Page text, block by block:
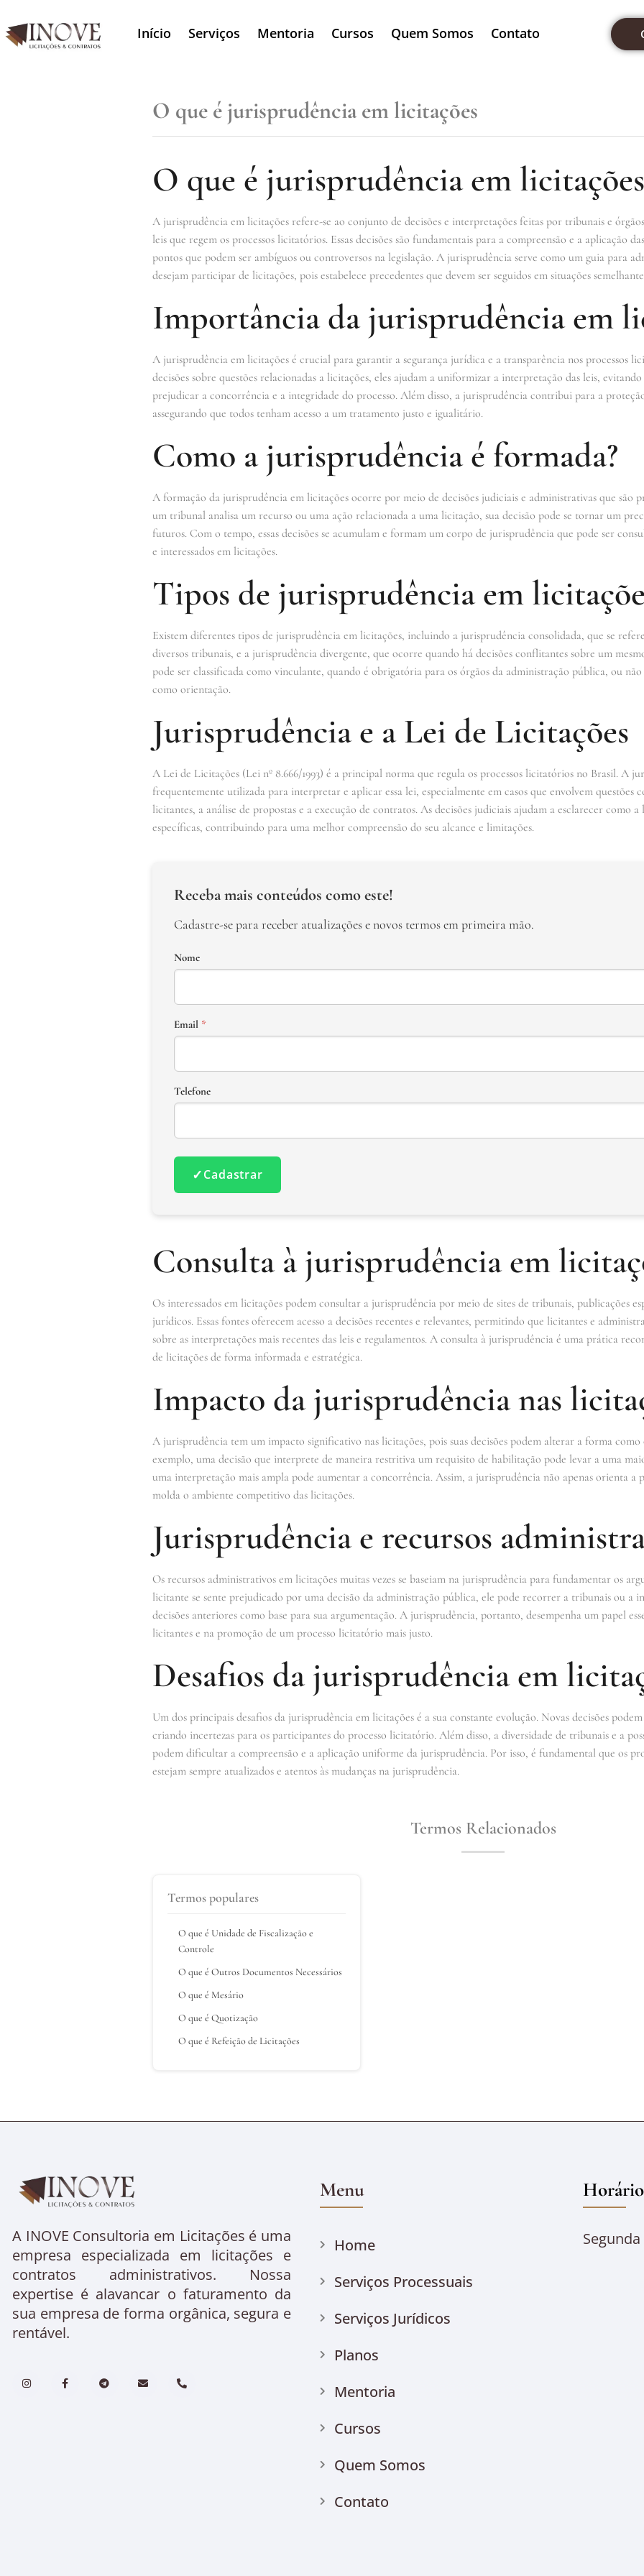
Início Serviços Mentoria Cursos Quem Somos Contato
O que é jurisprudência em licitações
O que é jurisprudência em
A jurisprudência em licitações refere-se ao conjunto de decisões e interpretações feitas por tribunais e
leis que regem os processos licitatórios. Essas decisões são fundamentais para a compreensão e a aplicação
pontos que podem ser ambíguos ou controversos na legislação. A jurisprudência serve como um guia para
desejam participar de licitações, pois estabelece precedentes que devem ser seguidos em situações
Importância da jurisprudência em
A jurisprudência em licitações é crucial para garantir a segurança jurídica e a transparência nos processos
decisões sobre questões relacionadas a licitações, eles ajudam a uniformizar a interpretação das leis,
prejudicar a concorrência e a integridade do processo. Além disso, a jurisprudência contribui para a
assegurando que todos tenham acesso a um tratamento justo e igualitário.
Como a jurisprudência é formada?
A formação da jurisprudência em licitações ocorre por meio de decisões judiciais e administrativas que são
um tribunal analisa um recurso ou uma ação relacionada a uma licitação, sua decisão pode se tornar um
futuros. Com o tempo, essas decisões se acumulam e formam um corpo de jurisprudência que pode ser
e interessados em licitações.
Tipos de jurisprudência em
Existem diferentes tipos de jurisprudência em licitações, incluindo a jurisprudência consolidada, que se
diversos tribunais, e a jurisprudência divergente, que ocorre quando há decisões conflitantes sobre um
pode ser classificada como vinculante, quando é obrigatória para os órgãos da administração pública, ou
como orientação.
Jurisprudência e a Lei de Licitações
A Lei de Licitações (Lei nº 8.666/1993) é a principal norma que regula os processos licitatórios no Brasil. A
frequentemente utilizada para interpretar e aplicar essa lei, especialmente em casos que envolvem questões
licitantes, a análise de propostas e a execução de contratos. As decisões judiciais ajudam a esclarecer como
específicas, contribuindo para uma melhor compreensão do seu alcance e limitações.
Receba mais conteúdos como este!
Cadastre-se para receber atualizações e novos termos em primeira mão.
Nome
Email *
Telefone
✓Cadastrar
Consulta à jurisprudência em
Os interessados em licitações podem consultar a jurisprudência por meio de sites de tribunais, publicações
jurídicos. Essas fontes oferecem acesso a decisões recentes e relevantes, permitindo que licitantes e
sobre as interpretações mais recentes das leis e regulamentos. A consulta à jurisprudência é uma prática
de licitações de forma informada e estratégica.
Impacto da jurisprudência nas
A jurisprudência tem um impacto significativo nas licitações, pois suas decisões podem alterar a forma como
exemplo, uma decisão que interprete de maneira restritiva um requisito de habilitação pode levar a uma
uma interpretação mais ampla pode aumentar a concorrência. Assim, a jurisprudência não apenas orienta a
molda o ambiente competitivo das licitações.
Jurisprudência e recursos
Os recursos administrativos em licitações muitas vezes se baseiam na jurisprudência para fundamentar os
licitante se sente prejudicado por uma decisão da administração pública, ele pode recorrer a tribunais ou a
decisões anteriores como base para sua argumentação. A jurisprudência, portanto, desempenha um papel
licitantes e na promoção de um processo licitatório mais justo.
Desafios da jurisprudência em
Um dos principais desafios da jurisprudência em licitações é a sua constante evolução. Novas decisões
criando incertezas para os participantes do processo licitatório. Além disso, a diversidade de tribunais e a
podem dificultar a compreensão e a aplicação uniforme da jurisprudência. Por isso, é fundamental que os
estejam sempre atualizados e atentos às mudanças na jurisprudência.
Termos Relacionados
Termos populares
O que é Unidade de Fiscalização e
Controle
O que é Outros Documentos Necessários
O que é Mesário
O que é Quotização
O que é Refeição de Licitações
A INOVE Consultoria em Licitações é uma
empresa especializada em licitações e
contratos administrativos. Nossa
expertise é alavancar o faturamento da
sua empresa de forma orgânica, segura e
rentável.
Menu
Home
Serviços Processuais
Serviços Jurídicos
Planos
Mentoria
Cursos
Quem Somos
Contato